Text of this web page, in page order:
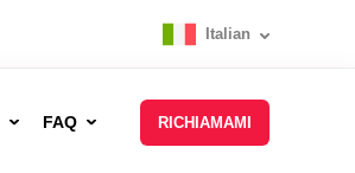
Italian
FAQ RICHIAMAMI